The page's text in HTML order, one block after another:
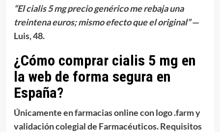
“Elcialis 5 mg precio genéricome rebaja una
treintena euros; mismo efecto que el original”—
Luis, 48.
¿Cómo comprar cialis 5 mg en
la web de forma segura en
España?
Únicamente en farmacias online con logo .farm y
validación colegial de Farmacéuticos. Requisitos